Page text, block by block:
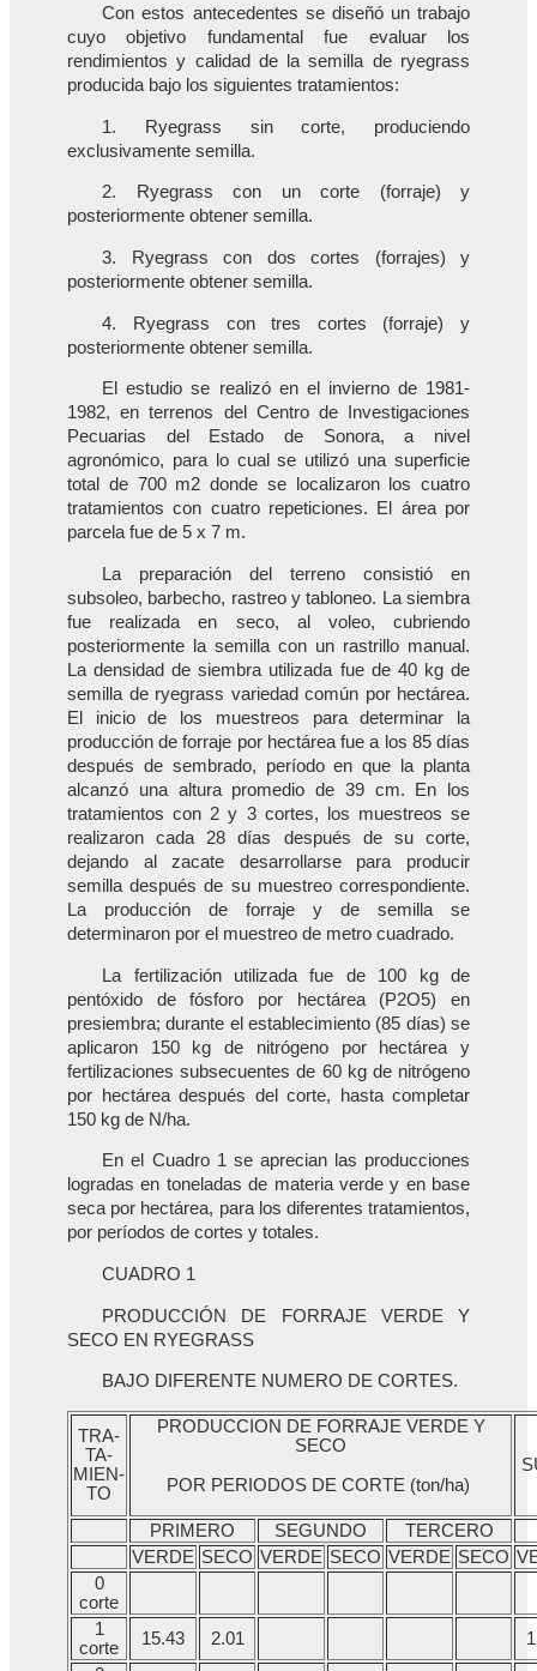
Con estos antecedentes se diseñó un trabajo
cuyo objetivo fundamental fue evaluar los
rendimientos y calidad de la semilla de ryegrass
producida bajo los siguientes tratamientos:
1. Ryegrass sin corte, produciendo
exclusivamente semilla.
2. Ryegrass con un corte (forraje) y
posteriormente obtener semilla.
3. Ryegrass con dos cortes (forrajes) y
posteriormente obtener semilla.
4. Ryegrass con tres cortes (forraje) y
posteriormente obtener semilla.
El estudio se realizó en el invierno de 1981-
1982, en terrenos del Centro de Investigaciones
Pecuarias del Estado de Sonora, a nivel
agronómico, para lo cual se utilizó una superficie
total de 700 m2 donde se localizaron los cuatro
tratamientos con cuatro repeticiones. El área por
parcela fue de 5 x 7 m.
La preparación del terreno consistió en
subsoleo, barbecho, rastreo y tabloneo. La siembra
fue realizada en seco, al voleo, cubriendo
posteriormente la semilla con un rastrillo manual.
La densidad de siembra utilizada fue de 40 kg de
semilla de ryegrass variedad común por hectárea.
El inicio de los muestreos para determinar la
producción de forraje por hectárea fue a los 85 días
después de sembrado, período en que la planta
alcanzó una altura promedio de 39 cm. En los
tratamientos con 2 y 3 cortes, los muestreos se
realizaron cada 28 días después de su corte,
dejando al zacate desarrollarse para producir
semilla después de su muestreo correspondiente.
La producción de forraje y de semilla se
determinaron por el muestreo de metro cuadrado.
La fertilización utilizada fue de 100 kg de
pentóxido de fósforo por hectárea (P2O5) en
presiembra; durante el establecimiento (85 días) se
aplicaron 150 kg de nitrógeno por hectárea y
fertilizaciones subsecuentes de 60 kg de nitrógeno
por hectárea después del corte, hasta completar
150 kg de N/ha.
En el Cuadro 1 se aprecian las producciones
logradas en toneladas de materia verde y en base
seca por hectárea, para los diferentes tratamientos,
por períodos de cortes y totales.
CUADRO 1
PRODUCCIÓN DE FORRAJE VERDE Y
SECO EN RYEGRASS
BAJO DIFERENTE NUMERO DE CORTES.
TRA-
TA-
MIEN-
TO
PRODUCCION DE FORRAJE VERDE Y
SECO
POR PERIODOS DE CORTE (ton/ha)
PRIMERO SEGUNDO
TERCERO
VERDE SECO VERDE SECO VERDE SECO
0
corte
1
corte
15.43 2.01